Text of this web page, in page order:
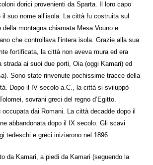
dorici provenienti da Sparta. Il loro capo
il suo nome all’isola. La città fu costruita sul
della montagna chiamata Mesa Vouno e
che controllava l’intera isola. Grazie alla sua
fortificata, la città non aveva mura ed era
strada ai suoi due porti, Oia (oggi Kamari) ed
Sono state rinvenute pochissime tracce della
Dopo il IV secolo a.C., la città si sviluppò
sovrani greci del regno d’Egitto.
dai Romani. La città decadde dopo il
abbandonata dopo il IX secolo. Gli scavi
tedeschi e greci iniziarono nel 1896.
da Kamari, a piedi da Kamari (seguendo la